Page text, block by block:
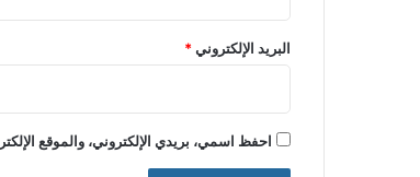
البريد الإلكتروني*
احفظ اسمي، بريدي الإلكتروني، والموقع